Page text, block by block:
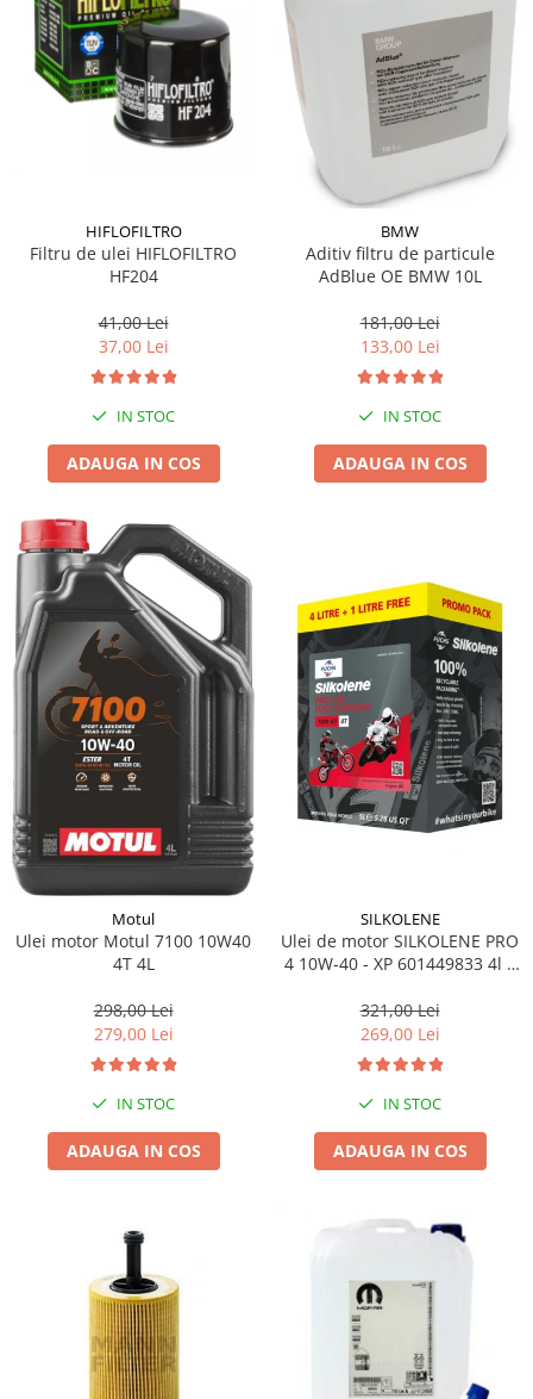
HIFLOFILTRO
Filtru de ulei HIFLOFILTRO
HF204
41,00 Lei
37,00 Lei
IN STOC
ADAUGA IN COS
BMW
Aditiv filtru de particule
AdBlue OE BMW 10L
181,00 Lei
133,00 Lei
IN STOC
ADAUGA IN COS
Motul
Ulei motor Motul 7100 10W40
4T 4L
298,00 Lei
279,00 Lei
IN STOC
ADAUGA IN COS
SILKOLENE
Ulei de motor SILKOLENE PRO
4 10W-40 - XP 601449833 4l +
321,00 Lei
269,00 Lei
IN STOC
ADAUGA IN COS